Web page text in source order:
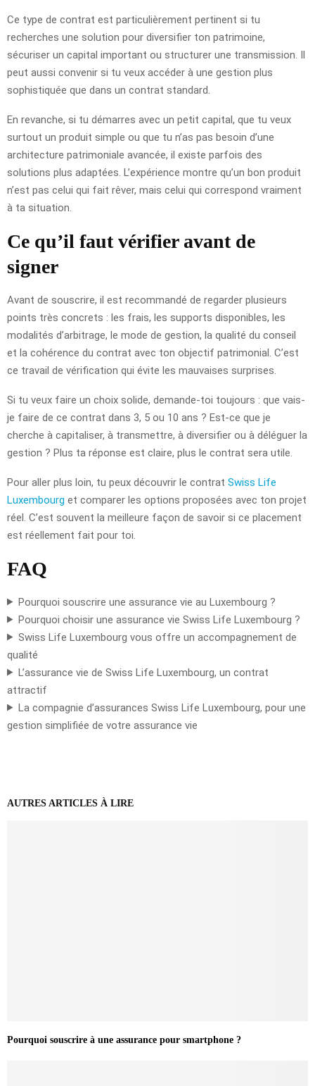
Ce type de contrat est particulièrement pertinent si tu
recherches une solution pour diversifier ton patrimoine,
sécuriser un capital important ou structurer une transmission. Il
peut aussi convenir si tu veux accéder à une gestion plus
sophistiquée que dans un contrat standard.
En revanche, si tu démarres avec un petit capital, que tu veux
surtout un produit simple ou que tu n’as pas besoin d’une
architecture patrimoniale avancée, il existe parfois des
solutions plus adaptées. L’expérience montre qu’un bon produit
n’est pas celui qui fait rêver, mais celui qui correspond vraiment
à ta situation.
Ce qu’il faut vérifier avant de
signer
Avant de souscrire, il est recommandé de regarder plusieurs
points très concrets : les frais, les supports disponibles, les
modalités d’arbitrage, le mode de gestion, la qualité du conseil
et la cohérence du contrat avec ton objectif patrimonial. C’est
ce travail de vérification qui évite les mauvaises surprises.
Si tu veux faire un choix solide, demande-toi toujours : que vais-
je faire de ce contrat dans 3, 5 ou 10 ans ? Est-ce que je
cherche à capitaliser, à transmettre, à diversifier ou à déléguer la
gestion ? Plus ta réponse est claire, plus le contrat sera utile.
Pour aller plus loin, tu peux découvrir le contrat Swiss Life
Luxembourg et comparer les options proposées avec ton projet
réel. C’est souvent la meilleure façon de savoir si ce placement
est réellement fait pour toi.
FAQ
Pourquoi souscrire une assurance vie au Luxembourg ?
Pourquoi choisir une assurance vie Swiss Life Luxembourg ?
Swiss Life Luxembourg vous offre un accompagnement de
qualité
L’assurance vie de Swiss Life Luxembourg, un contrat
attractif
La compagnie d’assurances Swiss Life Luxembourg, pour une
gestion simplifiée de votre assurance vie
AUTRES ARTICLES À LIRE
Pourquoi souscrire à une assurance pour smartphone ?